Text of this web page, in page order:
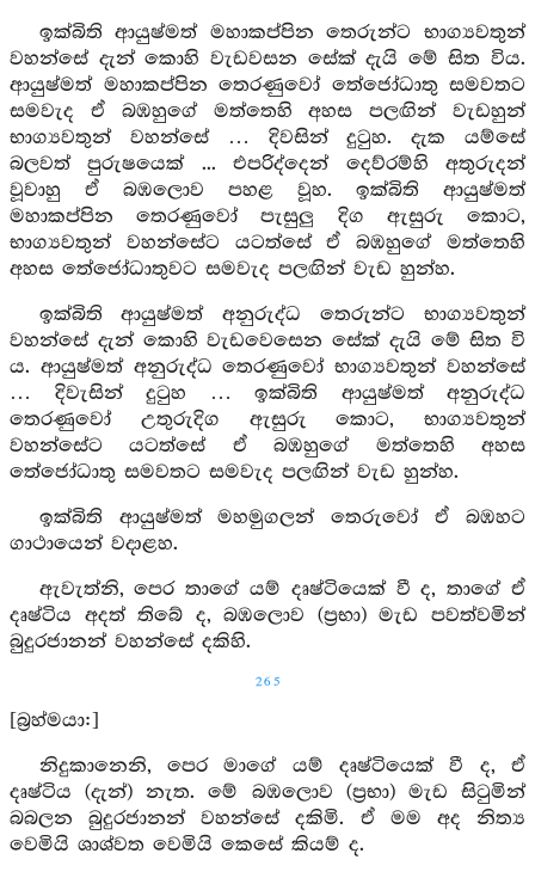
ඉක්බිති ආයුෂ්මත් මහාකප්පින තෙරුන්ට භාග්‍යවතුන්
වහන්සේ දැන් කොහි වැඩවසන සේක් දැයි මේ සිත විය.
ආයුෂ්මත් මහාකප්පින තෙරණුවෝ තේජෝධාතු සමවතට
සමවැද ඒ බඹහුගේ මත්තෙහි අහස පලඟින් වැඩහුන්
භාග්‍යවතුන් වහන්සේ … දිවසින් දුටුහ. දැක යම්සේ
බලවත් පුරුෂයෙක් ... එපරිද්දෙන් දෙව්රම්හි අතුරුදන්
වූවාහු ඒ බඹලොව පහළ වූහ. ඉක්බිති ආයුෂ්මත්
මහාකප්පින තෙරණුවෝ පැසුලු දිග ඇසුරු කොට,
භාග්‍යවතුන් වහන්සේට යටත්සේ ඒ බඹහුගේ මත්තෙහි
අහස තේජෝධාතුවට සමවැද පලඟින් වැඩ හුන්හ.
ඉක්බිති ආයුෂ්මත් අනුරුද්ධ තෙරුන්ට භාග්‍යවතුන්
වහන්සේ දැන් කොහි වැඩවෙසෙන සේක් දැයි මේ සිත වි
ය. ආයුෂ්මත් අනුරුද්ධ තෙරණුවෝ භාග්‍යවතුන් වහන්සේ
… දිවැසින් දුටුහ … ඉක්බිති ආයුෂ්මත් අනුරුද්ධ
තෙරණුවෝ උතුරුදිග ඇසුරු කොට, භාග්‍යවතුන්
වහන්සේට යටත්සේ ඒ බඹහුගේ මත්තෙහි අහස
තේජෝධාතු සමවතට සමවැද පලඟින් වැඩ හුන්හ.
ඉක්බිති ආයුෂ්මත් මහමුගලන් තෙරුවෝ ඒ බඹහට
ගාථායෙන් වදාළහ.
ඇවැත්නි, පෙර තාගේ යම් දෘෂ්ටියෙක් වී ද, තාගේ ඒ
දෘෂ්ටිය අදත් තිබේ ද, බඹලොව (ප්‍රභා) මැඩ පවත්වමින්
බුදුරජානන් වහන්සේ දකිහි.
265
[බ්‍රහ්මයා:]
නිදුකානෙනි, පෙර මාගේ යම් දෘෂ්ටියෙක් වී ද, ඒ
දෘෂ්ටිය (දැන්) නැත. මේ බඹලොව (ප්‍රභා) මැඩ සිටුමින්
බබලන බුදුරජානන් වහන්සේ දකිමි. ඒ මම අද නිත්‍ය
වෙමියි ශාශ්වත වෙමියි කෙසේ කියම් ද.